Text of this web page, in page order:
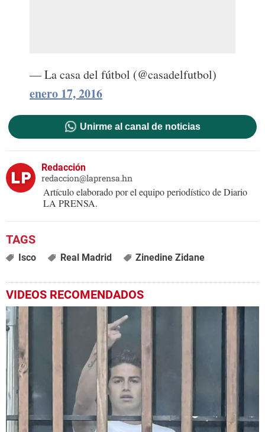
— La casa del fútbol (@casadelfutbol)
enero 17, 2016
Unirme al canal de noticias
Redacción
redaccion@laprensa.hn
Artículo elaborado por el equipo periodístico de Diario
LA PRENSA.
Isco Real Madrid Zinedine Zidane
VIDEOS RECOMENDADOS